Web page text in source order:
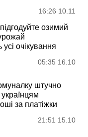
16:26 10.11
озимий
очікування
05:35 16.10
штучно
за платіжки
21:51 15.10